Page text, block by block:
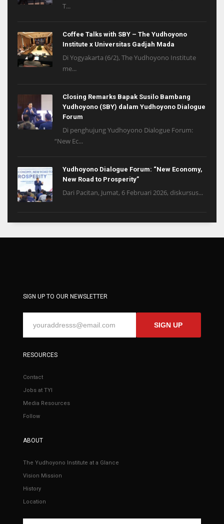
T...
Coffee Talks with SBY – The Yudhoyono
Institute x Universitas Gadjah Mada
Di Yogyakarta (6/2), The Yudhoyono Institute
me...
Closing Remarks Bapak Susilo Bambang
Yudhoyono (SBY) dalam Yudhoyono Dialogue
Forum
Di penghujung Yudhoyono Dialogue Forum:
“New Ec...
Yudhoyono Dialogue Forum: “New Economy,
New Road to Prosperity”
Dari Pacitan, Jumat, 6 Februari 2026, diskursus...
SIGN UP TO OUR NEWSLETTER
SIGN UP
RESOURCES
Contact
Jobs at TYI
Media Resources
Follow
ABOUT
The Yudhoyono Institute at a Glance
Vision Mission
History
Location